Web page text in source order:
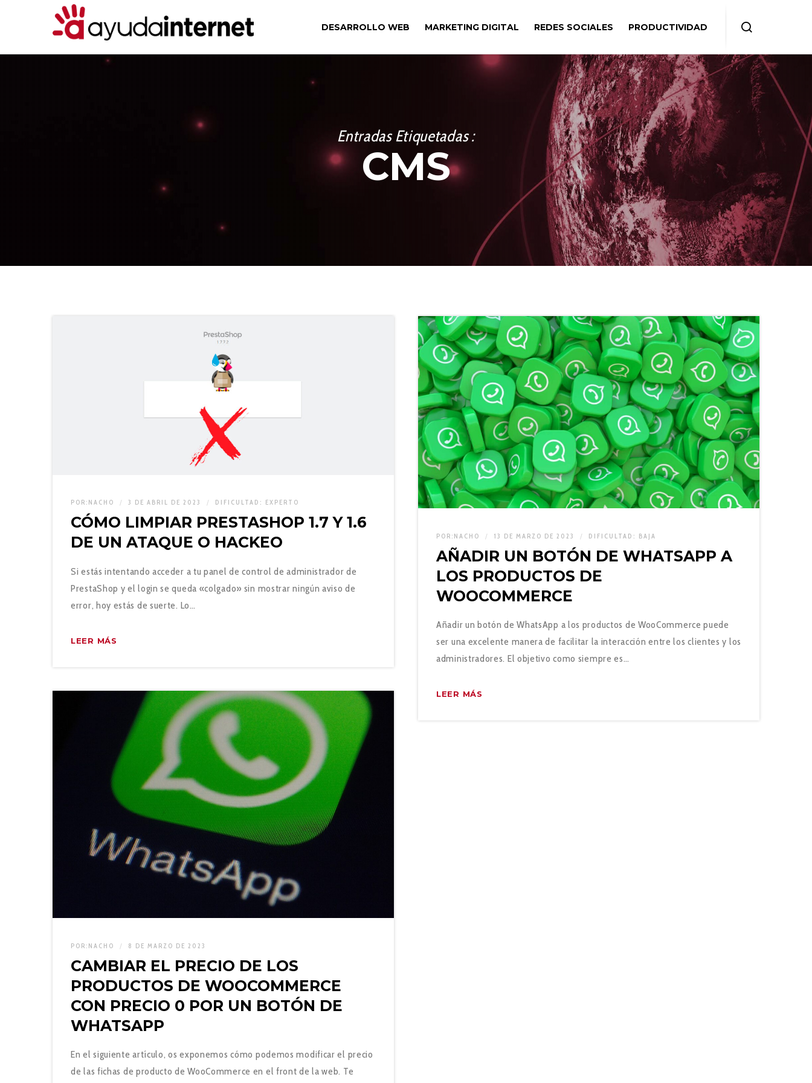
DESARROLLO WEB MARKETING DIGITAL REDES SOCIALES PRODUCTIVIDAD
Entradas Etiquetadas :
CMS
POR: NACHO 3 DE ABRIL DE 2023 DIFICULTAD: EXPERTO
CÓMO LIMPIAR PRESTASHOP 1.7 Y 1.6
DE UN ATAQUE O HACKEO
Si estás intentando acceder a tu panel de control de administrador de
PrestaShop y el login se queda «colgado» sin mostrar ningún aviso de
error, hoy estás de suerte. Lo…
LEER MÁS
POR: NACHO 13 DE MARZO DE 2023 DIFICULTAD: BAJA
AÑADIR UN BOTÓN DE WHATSAPP A
LOS PRODUCTOS DE
WOOCOMMERCE
Añadir un botón de WhatsApp a los productos de WooCommerce puede
ser una excelente manera de facilitar la interacción entre los clientes y los
administradores. El objetivo como siempre es…
LEER MÁS
POR: NACHO 8 DE MARZO DE 2023
CAMBIAR EL PRECIO DE LOS
PRODUCTOS DE WOOCOMMERCE
CON PRECIO 0 POR UN BOTÓN DE
WHATSAPP
En el siguiente artículo, os exponemos cómo podemos modificar el precio
de las fichas de producto de WooCommerce en el front de la web. Te